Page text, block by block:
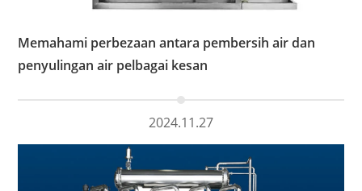
Memahami perbezaan antara pembersih air dan
penyulingan air pelbagai kesan
2024.11.27